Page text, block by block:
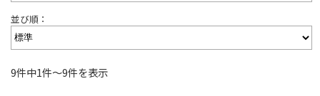
並び順：
9件中1件〜9件を表示